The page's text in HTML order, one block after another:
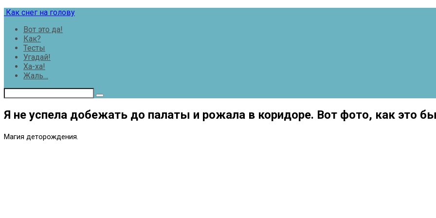
Перейти
контенту
Как снег на голову
Вот это да!
Как?
Тесты
Угадай!
Ха-ха!
Жаль…
Я не успела добежать до палаты и рожала в коридоре. Вот фото, как это
Магия деторождения.